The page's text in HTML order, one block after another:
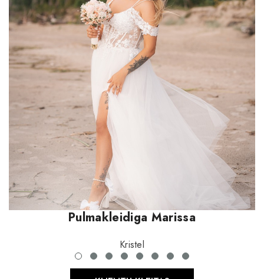
Pulmakleidiga Marissa
Kristel